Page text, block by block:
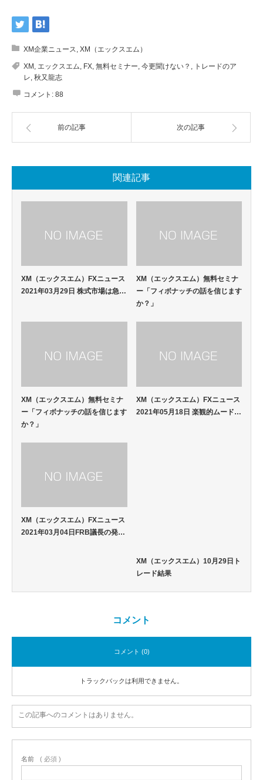
XM企業ニュース, XM（エックスエム）
XM , エックスエム, FX, 無料セミナー, 今更聞けない？ , トレードのア
レ, 秋又龍志
コメント: 88
前の記事 次の記事
関連記事
XM（エックスエム）FXニュース
2021年03月29日 株式市場は急…
XM（エックスエム）無料セミナ
ー「フィボナッチの話を信じます
か？」
XM（エックスエム）無料セミナ
ー「フィボナッチの話を信じます
か？」
XM（エックスエム）FXニュース
2021年05月18日 楽観的ムード…
XM（エックスエム）FXニュース
2021年03月04日FRB議長の発…
XM（エックスエム）10月29日ト
レード結果
コメント
コメント (0)
トラックバックは利用できません。
この記事へのコメントはありません。
名前 ( 必須 )